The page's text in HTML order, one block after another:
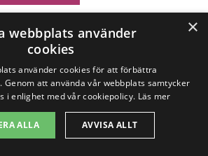
online –
här!
×
webbplats använder
cookies
använder cookies för att förbättra
Genom att använda vår webbplats samtycker
i enlighet med vår cookiepolicy. Läs mer
ALLA AVVISA ALLT